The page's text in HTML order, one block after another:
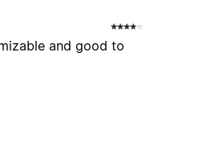
and good to